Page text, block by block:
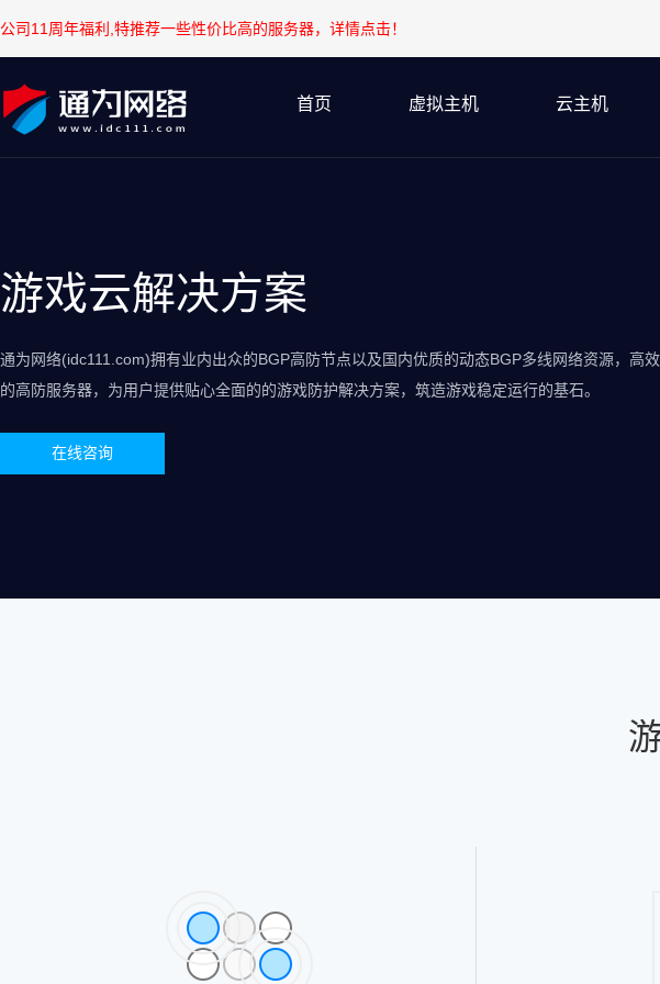
公司11周年福利,特推荐一些性价比高的服务器，详情点击！
首页 虚拟主机 云主机
游戏云解决方案
通为网络(idc111.com)拥有业内出众的BGP高防节点以及国内优质的动态BGP多线网络资源，高
的高防服务器，为用户提供贴心全面的的游戏防护解决方案，筑造游戏稳定运行的基石。
在线咨询